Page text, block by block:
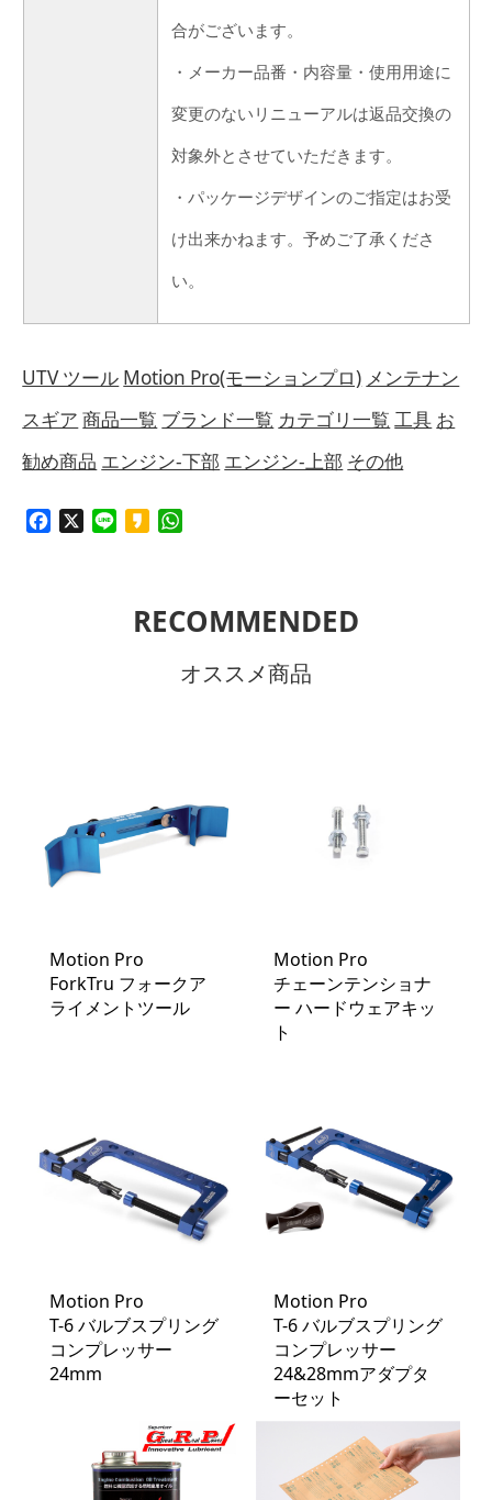
合がございます。
・メーカー品番・内容量・使用用途に
変更のないリニューアルは返品交換の
対象外とさせていただきます。
・パッケージデザインのご指定はお受
け出来かねます。予めご了承くださ
い。
UTV ツール Motion Pro(モーションプロ) メンテナン
スギア 商品一覧 ブランド一覧 カテゴリ一覧 工具 お
勧め商品 エンジン-下部 エンジン-上部 その他
Facebook Line Kakao
RECOMMENDED
オススメ商品
Motion Pro
ForkTru フォークア
ライメントツール
Motion Pro
チェーンテンショナ
ー ハードウェアキッ
ト
Motion Pro
T-6 バルブスプリング
コンプレッサー
24mm
Motion Pro
T-6 バルブスプリング
コンプレッサー
24&28mmアダプタ
ーセット